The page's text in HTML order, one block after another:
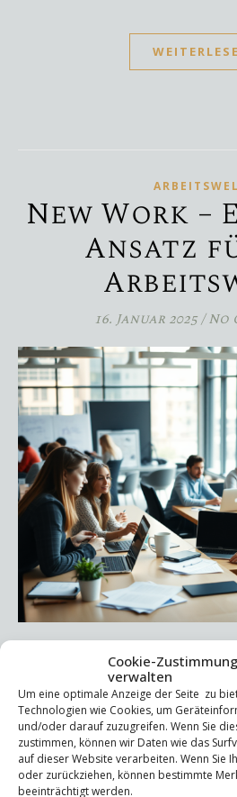
Cookie-Zustimmung
verwalten
Um eine optimale Anzeige der Seite zu
Technologien wie Cookies, um
und/oder darauf zuzugreifen. Wenn Sie
zustimmen, können wir Daten wie das
auf dieser Website verarbeiten. Wenn Sie
oder zurückziehen, können bestimmte
beeinträchtigt werden.
New Work –
Ansatz
16. Januar 2025/ No
Begriff „New Work“ entstand
Reaktion auf die
unpersönliche Arbeitswelt.
Bergmann kritisierte die
Routineaufgaben
entwickelte ein Konzept für eine